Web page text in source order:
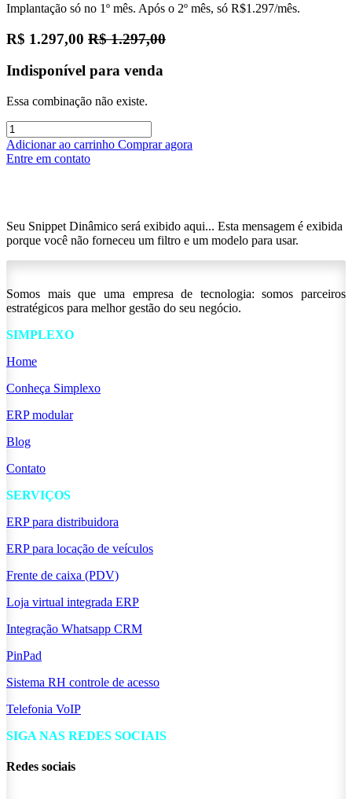
Implantação só no 1º mês. Após o 2º mês, só R$1.297/mês.
R$ 1.297,00 R$1.297,00
Indisponível para venda
Essa combinação não existe.
Adicionar ao carrinho Comprar agora
Entre em contato
Seu Snippet Dinâmico será exibido aqui... Esta mensagem é exibida
porque você não forneceu um filtro e um modelo para usar.
Somos mais que uma empresa de tecnologia: somos parceiros
estratégicos para melhor gestão do seu negócio.
SIMPLEXO
Home
Conheça Simplexo
ERP modular
Blog
Contato
SERVIÇOS
ERP para distribuidora
ERP para locação de veículos
Frente de caixa (PDV)
Loja virtual integrada ERP
Integração Whatsapp CRM
PinPad
Sistema RH controle de acesso
Telefonia VoIP
SIGA NAS REDES SOCIAIS
Redes sociais